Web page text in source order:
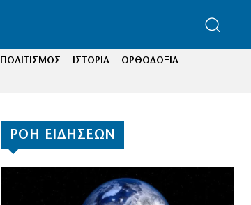
ΠΟΛΙΤΙΣΜΟΣ ΙΣΤΟΡΙΑ
ΟΡΘΟΔΟΞΙΑ
ΡΟΗ ΕΙΔΗΣΕΩΝ